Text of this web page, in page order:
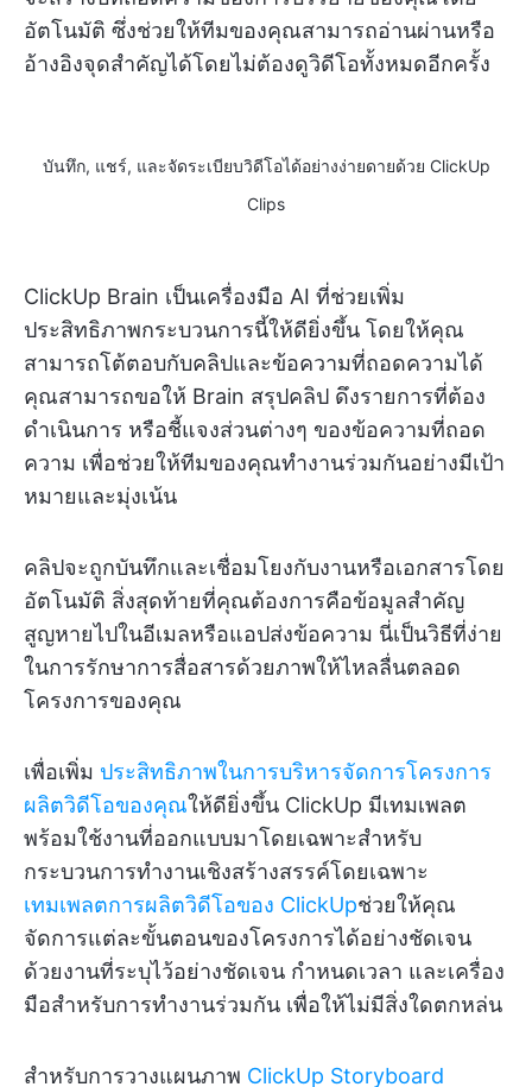
อัตโนมัติ ซึ่งช่วยให้ทีมของคุณสามารถอ่านผ่านหรือ
อ้างอิงจุดสำคัญได้โดยไม่ต้องดูวิดีโอทั้งหมดอีกครั้ง
บันทึก, แชร์, และจัดระเบียบวิดีโอได้อย่างง่ายดายด้วย ClickUp
Clips
ClickUp Brain เป็นเครื่องมือ AI ที่ช่วยเพิ่ม
ประสิทธิภาพกระบวนการนี้ให้ดียิ่งขึ้น โดยให้คุณ
สามารถโต้ตอบกับคลิปและข้อความที่ถอดความได้
คุณสามารถขอให้ Brain สรุปคลิป ดึงรายการที่ต้อง
ดำเนินการ หรือชี้แจงส่วนต่างๆ ของข้อความที่ถอด
ความ เพื่อช่วยให้ทีมของคุณทำงานร่วมกันอย่างมีเป้า
หมายและมุ่งเน้น
คลิปจะถูกบันทึกและเชื่อมโยงกับงานหรือเอกสารโดย
อัตโนมัติ สิ่งสุดท้ายที่คุณต้องการคือข้อมูลสำคัญ
สูญหายไปในอีเมลหรือแอปส่งข้อความ นี่เป็นวิธีที่ง่าย
ในการรักษาการสื่อสารด้วยภาพให้ไหลลื่นตลอด
โครงการของคุณ
เพื่อเพิ่ม ประสิทธิภาพในการบริหารจัดการโครงการ
ผลิตวิดีโอของคุณให้ดียิ่งขึ้น ClickUp มีเทมเพลต
พร้อมใช้งานที่ออกแบบมาโดยเฉพาะสำหรับ
กระบวนการทำงานเชิงสร้างสรรค์โดยเฉพาะ
เทมเพลตการผลิตวิดีโอของ ClickUpช่วยให้คุณ
จัดการแต่ละขั้นตอนของโครงการได้อย่างชัดเจน
ด้วยงานที่ระบุไว้อย่างชัดเจน กำหนดเวลา และเครื่อง
มือสำหรับการทำงานร่วมกัน เพื่อให้ไม่มีสิ่งใดตกหล่น
สำหรับการวางแผนภาพ ClickUp Storyboard